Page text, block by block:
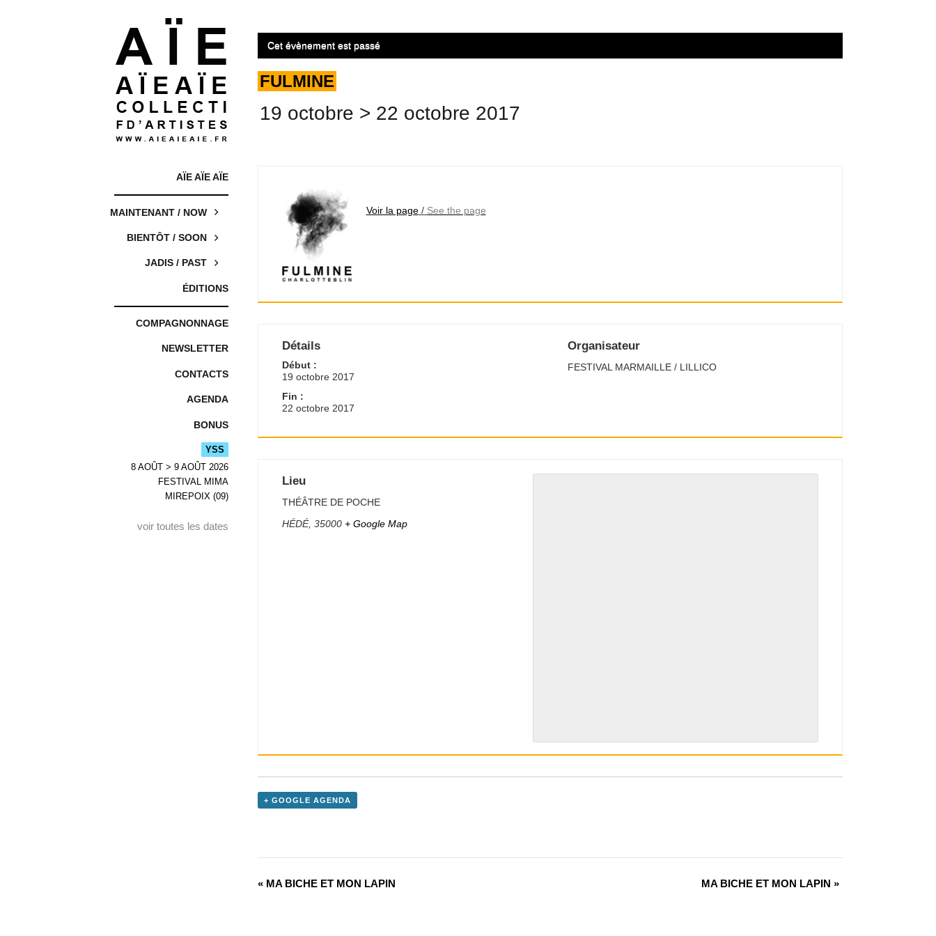
AÏE AÏE AÏE
MAINTENANT / NOW
BIENTÔT / SOON
JADIS / PAST
ÉDITIONS
COMPAGNONNAGE
NEWSLETTER
CONTACTS
AGENDA
BONUS
YSS
8 AOÛT > 9 AOÛT 2026
FESTIVAL MIMA
MIREPOIX (09)
voir toutes les dates
Cet évènement est passé
FULMINE
19 octobre > 22 octobre 2017
Voir la page/ See the page
Détails
Début :
19 octobre 2017
Fin :
22 octobre 2017
Organisateur
FESTIVAL MARMAILLE / LILLICO
Lieu
THÉÂTRE DE POCHE
HÉDÉ, 35000 + Google Map
+ GOOGLE AGENDA
« MA BICHE ET MON LAPIN MA BICHE ET MON LAPIN »